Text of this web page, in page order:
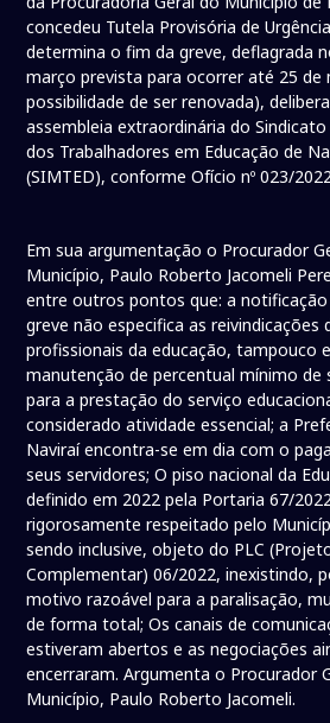
concedeu Tutela Provisória de
determina o fim da greve, deflagrada
março prevista para ocorrer até 25 de
possibilidade de ser renovada),
assembleia extraordinária do Sindicato
dos Trabalhadores em Educação de
(SIMTED), conforme Ofício nº 023/
Em sua argumentação o Procurador
Município, Paulo Roberto Jacomeli
entre outros pontos que: a notificação
greve não especifica as reivindicações
profissionais da educação, tampouco
manutenção de percentual mínimo de
para a prestação do serviço
considerado atividade essencial; a
Naviraí encontra-se em dia com o
seus servidores; O piso nacional da
definido em 2022 pela Portaria 67/
rigorosamente respeitado pelo
sendo inclusive, objeto do PLC
Complementar) 06/2022, inexistindo,
motivo razoável para a paralisação,
de forma total; Os canais de
estiveram abertos e as negociações
encerraram. Argumenta o Procurador
Município, Paulo Roberto Jacomeli.